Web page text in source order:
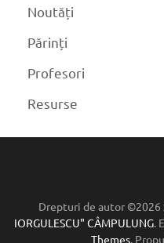
Noutăți
Părinți
Profesori
Resurse
Drepturi de autor ©2026
IORGULESCU" CÂMPULUNG.
Themes.